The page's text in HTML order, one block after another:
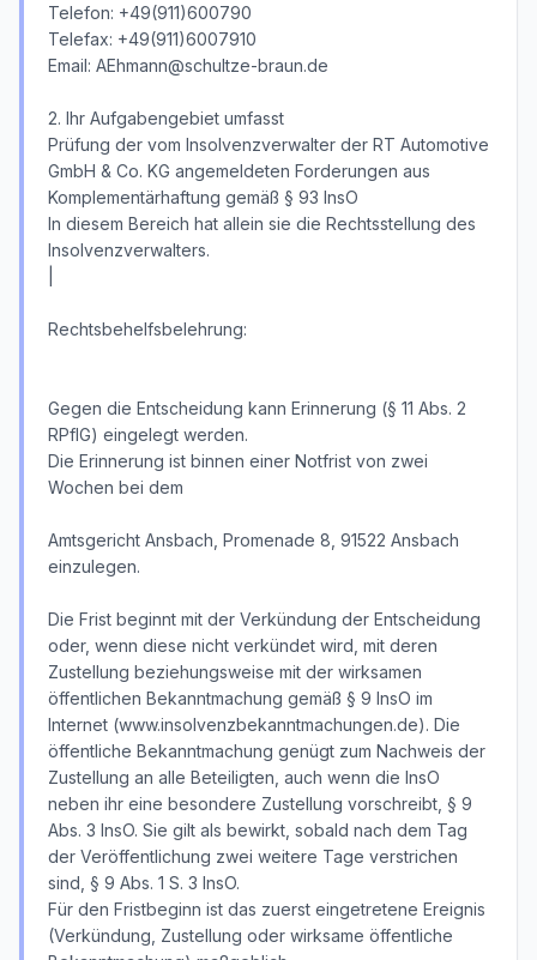
Telefon: +49(911)600790
Telefax: +49(911)6007910
Email: AEhmann@schultze-braun.de
2. Ihr Aufgabengebiet umfasst
Prüfung der vom Insolvenzverwalter der RT Automotive
GmbH & Co. KG angemeldeten Forderungen aus
Komplementärhaftung gemäß § 93 InsO
In diesem Bereich hat allein sie die Rechtsstellung des
Insolvenzverwalters.
Rechtsbehelfsbelehrung:
Gegen die Entscheidung kann Erinnerung (§ 11 Abs. 2
RPflG) eingelegt werden.
Die Erinnerung ist binnen einer Notfrist von zwei
Wochen bei dem
Amtsgericht Ansbach, Promenade 8, 91522 Ansbach
einzulegen.
Die Frist beginnt mit der Verkündung der Entscheidung
oder, wenn diese nicht verkündet wird, mit deren
Zustellung beziehungsweise mit der wirksamen
öffentlichen Bekanntmachung gemäß § 9 InsO im
Internet (www.insolvenzbekanntmachungen.de). Die
öffentliche Bekanntmachung genügt zum Nachweis der
Zustellung an alle Beteiligten, auch wenn die InsO
neben ihr eine besondere Zustellung vorschreibt, § 9
Abs. 3 InsO. Sie gilt als bewirkt, sobald nach dem Tag
der Veröffentlichung zwei weitere Tage verstrichen
sind, § 9 Abs. 1 S. 3 InsO.
Für den Fristbeginn ist das zuerst eingetretene Ereignis
(Verkündung, Zustellung oder wirksame öffentliche